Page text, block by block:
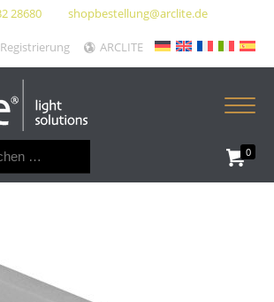
28680 shopbestellung@arclite.de
Registrierung ARCLITE
0